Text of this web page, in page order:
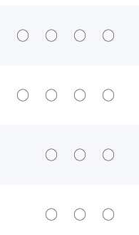
○ ○ ○ ○
○ ○ ○ ○
○ ○ ○
○ ○ ○